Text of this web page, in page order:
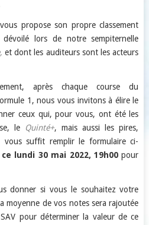
vous propose son propre classement
lors de notre sempiternelle
et dont les auditeurs sont les acteurs
après chaque course du
1, nous vous invitons à élire le
ceux qui, pour vous, ont été les
le
Quinté+, mais aussi les pires,
suffit remplir le formulaire ci-
ce lundi 30 mai 2022, 19h00 pour
donner si vous le souhaitez votre
moyenne de vos notes sera rajoutée
pour déterminer la valeur de ce